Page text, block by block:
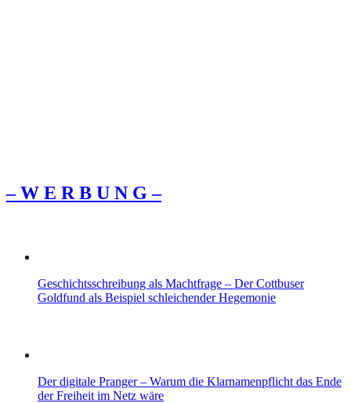
– W Ε R Β U Ν G –
Geschichtsschreibung als Machtfrage – Der Cottbuser
Goldfund als Beispiel schleichender Hegemonie
Der digitale Pranger – Warum die Klarnamenpflicht das Ende
der Freiheit im Netz wäre